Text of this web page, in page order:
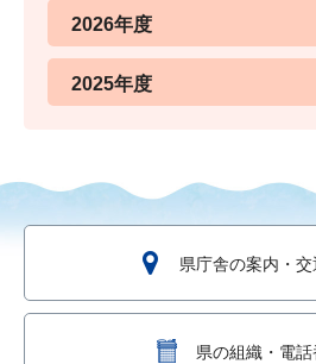
2026年度
2025年度
県庁舎の案内・
県の組織・電